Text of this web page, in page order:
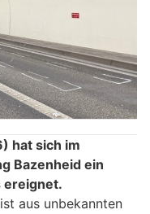
hat sich im
Bazenheid ein
ereignet.
aus unbekannten